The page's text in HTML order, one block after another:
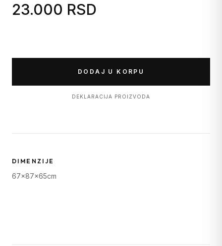
23.000 RSD
DODAJ U KORPU
DEKLARACIJA PROIZVODA
DIMENZIJE
67x87x65cm